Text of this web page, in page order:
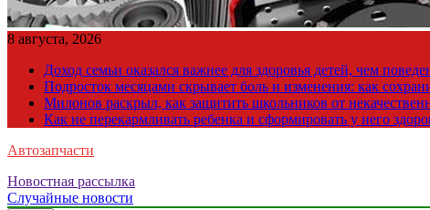
8 августа, 2026
Доход семьи оказался важнее для здоровья детей, чем
Подросток месяцами скрывает боль и изменения: как
Милонов раскрыл, как защитить школьников от
Как не перекармливать ребенка и сформировать у него
Автозапчасти
Новостная рассылка
Случайные новости